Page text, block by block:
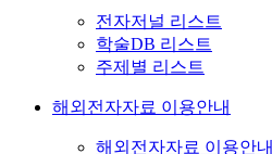
전자저널 리스트
학술DB 리스트
주제별 리스트
해외전자자료 이용안내
해외전자자료 이용안내